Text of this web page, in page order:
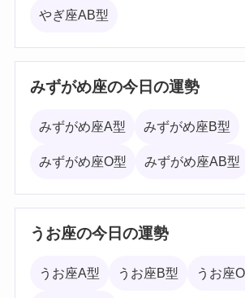
やぎ座AB型
みずがめ座の今日の運勢
みずがめ座A型 みずがめ座B型
みずがめ座O型 みずがめ座AB型
うお座の今日の運勢
うお座A型 うお座B型 うお座